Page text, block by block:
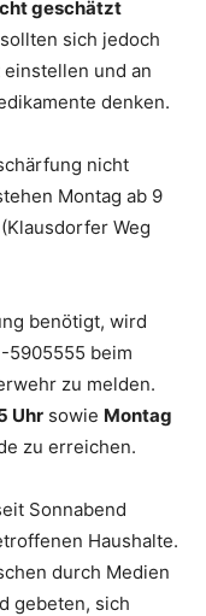
geschätzt
sich jedoch
und an
denken.
nicht
Montag ab 9
Weg
benötigt, wird
5905555 beim
zu melden.
Uhr sowie Montag
zu erreichen.
Sonnabend
Haushalte.
durch Medien
gebeten, sich